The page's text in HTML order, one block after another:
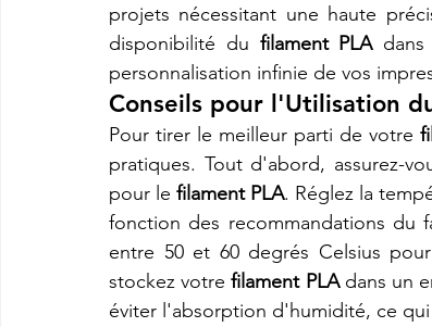
projets nécessitant une haute
disponibilité du filament PLA dans
personnalisation infinie de vos
Conseils pour l'Utilisation
Pour tirer le meilleur parti de votre
pratiques. Tout d'abord, assurez-
pour le filament PLA. Réglez la
fonction des recommandations du
entre 50 et 60 degrés Celsius
stockez votre filament PLA dans un
éviter l'absorption d'humidité, ce